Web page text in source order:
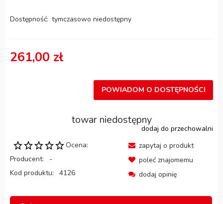
Dostępność: tymczasowo niedostępny
261,00 zł
POWIADOM O DOSTĘPNOŚCI
towar niedostępny
dodaj do przechowalni
Ocena:
Producent:
-
Kod produktu:
4126
zapytaj o produkt
poleć znajomemu
dodaj opinię